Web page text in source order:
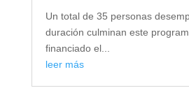
Un total de 35 personas
duración culminan este
financiado el...
leer más